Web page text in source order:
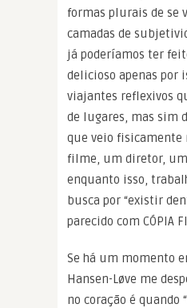
formas plurais de se
camadas de
já poderíamos ter
delicioso apenas por
viajantes reflexivos
de lugares, mas sim
que veio
filme, um diretor, um
enquanto isso,
busca por “existir
parecido com CÓPIA
Se há um momento
Hansen-Løve me
no coração é quando